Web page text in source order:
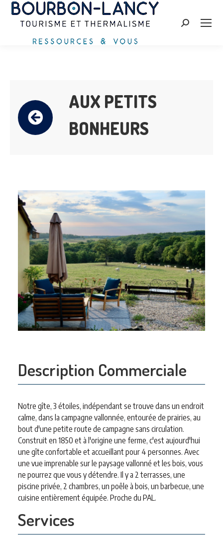
Recherche
AUX PETITS
BONHEURS
Description Commerciale
Notre gîte, 3 étoiles, indépendant se trouve dans un endroit
calme, dans la campagne vallonnée, entourée de prairies, au
bout d'une petite route de campagne sans circulation.
Construit en 1850 et à l'origine une ferme, c'est aujourd'hui
une gîte confortable et accueillant pour 4 personnes. Avec
une vue imprenable sur le paysage vallonné et les bois, vous
ne pourrez que vous y détendre. Il y a 2 terrasses, une
piscine privée, 2 chambres, un poêle à bois, un barbecue, une
cuisine entièrement équipée. Proche du PAL.
Services